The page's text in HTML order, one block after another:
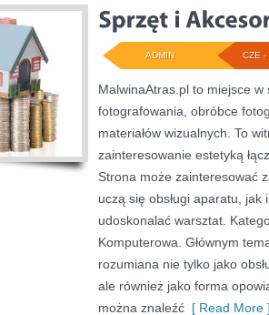
CZE -
ADMIN
MalwinaAtras.pl to miejsce
fotografowania, obróbce
materiałów wizualnych. To
zainteresowanie estetyką
Strona może zainteresować
uczą się obsługi aparatu, jak
udoskonalać warsztat.
Komputerowa. Głównym
rozumiana nie tylko jako
ale również jako forma
można znaleźć [ Read More